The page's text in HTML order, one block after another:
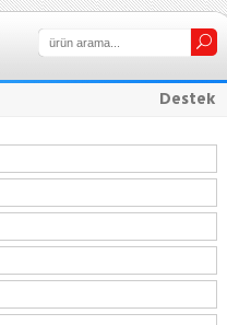
Destek